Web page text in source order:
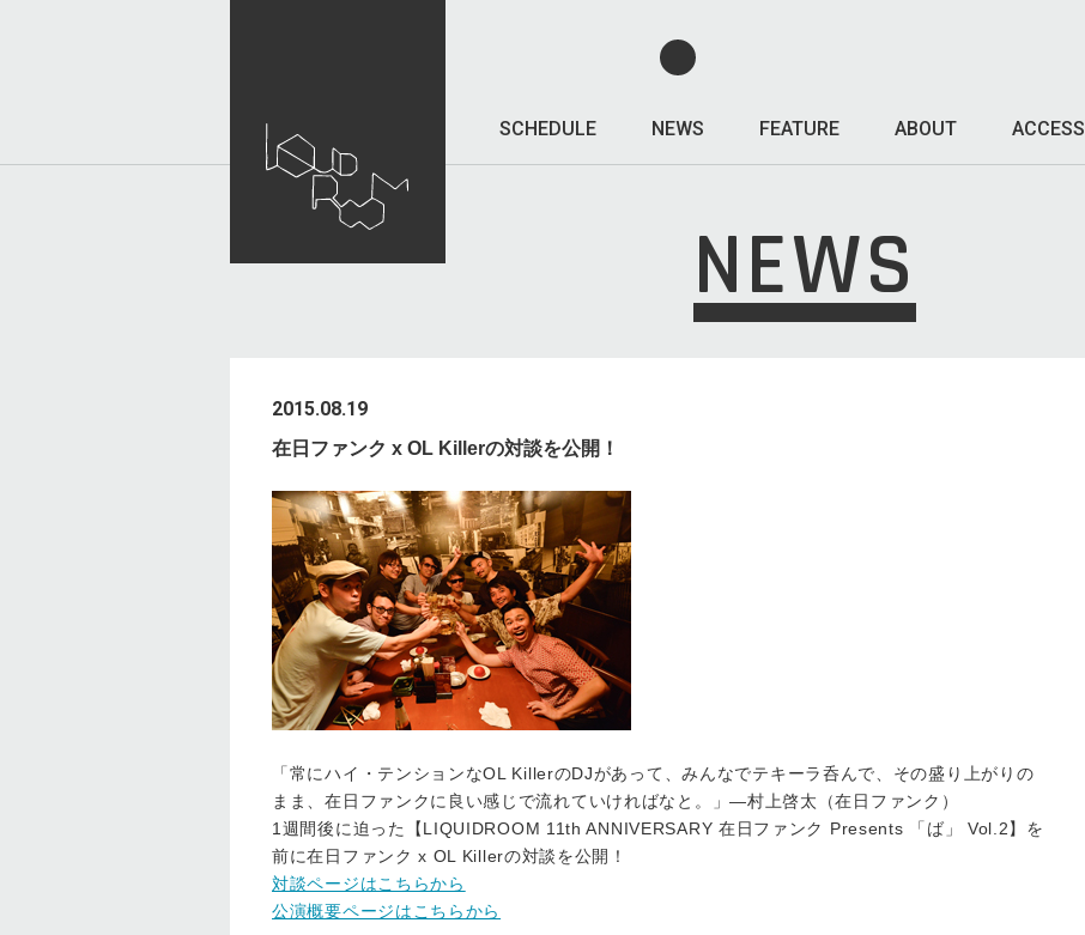
SCHEDULE NEWS FEATURE ABOUT ACCESS
NEWS
2015.08.19
在日ファンク x OL Killerの対談を公開！
「常にハイ・テンションなOL KillerのDJがあって、みんなでテキーラ呑んで、その盛り上がりの
まま、在日ファンクに良い感じで流れていければなと。」—村上啓太（在日ファンク）
1週間後に迫った【LIQUIDROOM 11th ANNIVERSARY 在日ファンク Presents 「ば」 Vol.2】を
前に在日ファンク x OL Killerの対談を公開！
対談ページはこちらから
公演概要ページはこちらから